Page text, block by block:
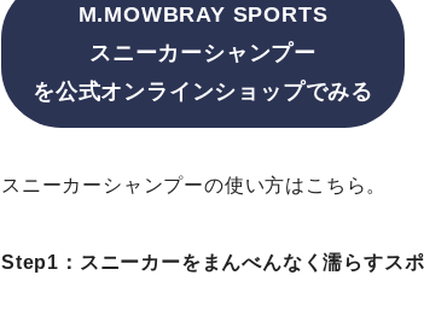
M.MOWBRAY SPORTS
スニーカーシャンプー
を公式オンラインショップでみる
スニーカーシャンプーの使い方はこちら。
Step1：スニーカーをまんべんなく濡らすス